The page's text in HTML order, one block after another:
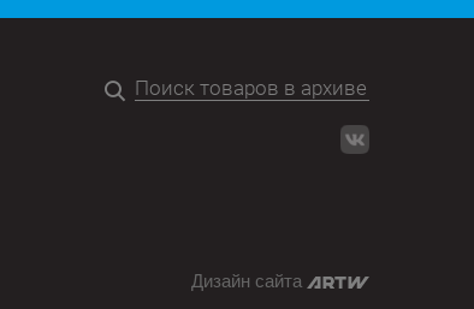
Дизайн сайта